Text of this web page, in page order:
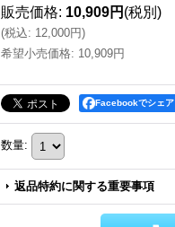
販売価格: 10,909円 (税別)
(税込: 12,000円)
希望小売価格: 10,909円
Facebookでシェア
数量:
返品特約に関する重要事項